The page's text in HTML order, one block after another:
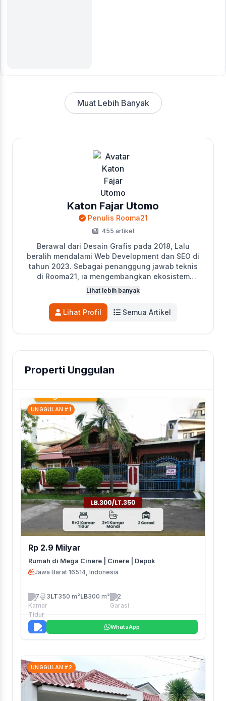
Muat Lebih Banyak
Katon Fajar Utomo
Penulis Rooma21
455 artikel
Berawal dari Desain Grafis pada 2018, Lalu
beralih mendalami Web Development dan SEO di
tahun 2023. Sebagai penanggung jawab teknis
di Rooma21, ia mengembangkan ekosistem
digital perusahaan, termasuk Portal Properti,
Sistem Titip Jual, dan MLS Jakarta Selatan.
Katon juga aktif sebagai penulis utama di Blog
Rooma21 yang mengedukasi pencari hunian
fokusnya adalah mengoptimalkan performa
Lihat lebih banyak
Lihat Profil Semua Artikel
Properti Unggulan
UNGGULAN #1
Rp 2.9 Milyar
Rumah di Mega Cinere | Cinere | Depok
Jawa Barat 16514, Indonesia
7 3LT350 m²LB300 m² 2
WhatsApp
UNGGULAN #2